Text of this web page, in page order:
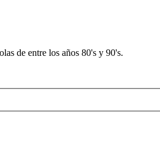
de entre los años 80's y 90's.